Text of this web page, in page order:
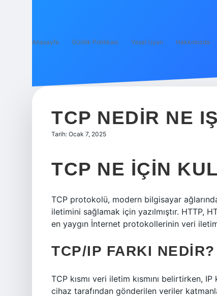
Anasayfa Gizlilik Politikası Yasal Uyarı Hakkımızda
TCP NEDIR NE
Tarih: Ocak 7, 2025
TCP NE IÇIN
TCP protokolü, modern bilgisayar
iletimini sağlamak için yazılmıştır. HTTP,
en yaygın İnternet protokollerinin veri
TCP/IP FARKI NEDIR?
TCP kısmı veri iletim kısmını belirtirken,
cihaz tarafından gönderilen veriler